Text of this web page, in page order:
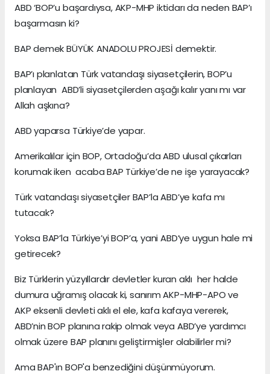
ABD ‘BOP’u başardıysa, AKP-MHP iktidarı da neden BAP’ı
başarmasın ki?
BAP demek BÜYÜK ANADOLU PROJESİ demektir.
BAP’ı planlatan Türk vatandaşı siyasetçilerin, BOP’u
planlayan ABD’li siyasetçilerden aşağı kalır yanı mı var
Allah aşkına?
ABD yaparsa Türkiye’de yapar.
Amerikalılar için BOP, Ortadoğu’da ABD ulusal çıkarları
korumak iken acaba BAP Türkiye’de ne işe yarayacak?
Türk vatandaşı siyasetçiler BAP’la ABD’ye kafa mı
tutacak?
Yoksa BAP’la Türkiye’yi BOP’a, yani ABD’ye uygun hale mi
getirecek?
Biz Türklerin yüzyıllardır devletler kuran aklı her halde
dumura uğramış olacak ki, sanırım AKP-MHP-APO ve
AKP eksenli devleti aklı el ele, kafa kafaya vererek,
ABD’nin BOP planına rakip olmak veya ABD’ye yardımcı
olmak üzere BAP planını geliştirmişler olabilirler mi?
Ama BAP'ın BOP'a benzediğini düşünmüyorum.